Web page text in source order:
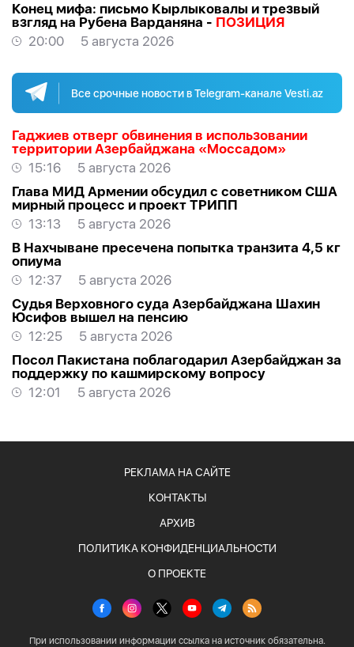
Конец мифа: письмо Кырлыковалы и трезвый
взгляд на Рубена Варданяна - ПОЗИЦИЯ
20:00
5 августа 2026
Все срочные новости в Telegram-канале Vesti.az
Гаджиев отверг обвинения в использовании
территории Азербайджана «Моссадом»
15:16
5 августа 2026
Глава МИД Армении обсудил с советником США
мирный процесс и проект ТРИПП
13:13
5 августа 2026
В Нахчыване пресечена попытка транзита 4,5 кг
опиума
12:37
5 августа 2026
Судья Верховного суда Азербайджана Шахин
Юсифов вышел на пенсию
12:25
5 августа 2026
Посол Пакистана поблагодарил Азербайджан за
поддержку по кашмирскому вопросу
12:01
5 августа 2026
РЕКЛАМА НА САЙТЕ
КОНТАКТЫ
АРХИВ
ПОЛИТИКА КОНФИДЕНЦИАЛЬНОСТИ
О ПРОЕКТЕ
При использовании информации ссылка на источник обязательна.